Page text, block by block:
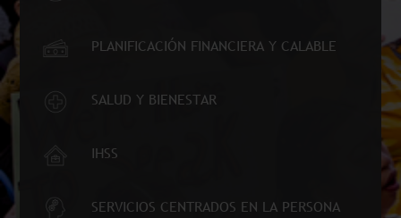
PLANIFICACIÓN FINANCIERA Y CALABLE
SALUD Y BIENESTAR
IHSS
SERVICIOS CENTRADOS EN LA PERSONA